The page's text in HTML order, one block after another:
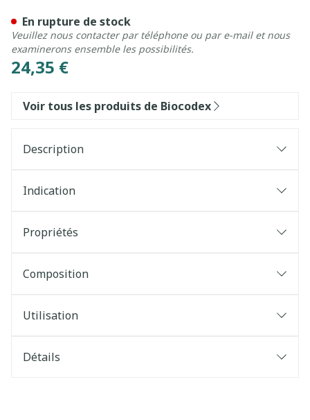
24,35 €
En rupture de stock
Veuillez nous contacter par téléphone ou par e-mail et nous
examinerons ensemble les possibilités.
Voir tous les produits de Biocodex
Description
Indication
Propriétés
Composition
Utilisation
Détails